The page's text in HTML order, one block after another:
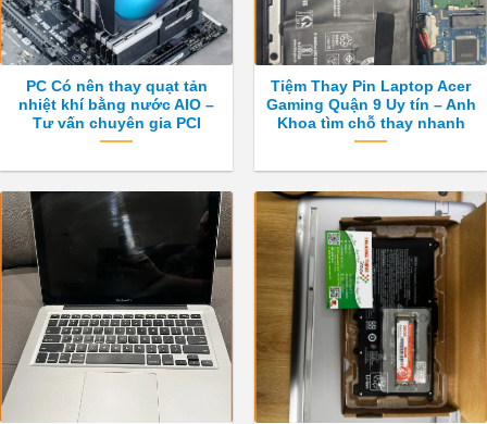
PC Có nên thay quạt tản
nhiệt khí bằng nước AIO –
Tư vấn chuyên gia PCI
Tiệm Thay Pin Laptop Acer
Gaming Quận 9 Uy tín – Anh
Khoa tìm chỗ thay nhanh